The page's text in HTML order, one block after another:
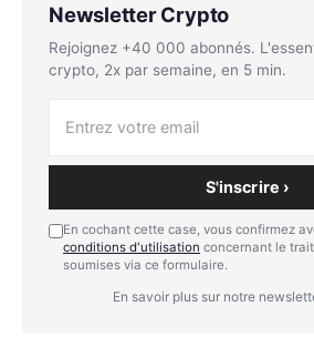
Newsletter Crypto
Rejoignez +40 000 abonnés.
crypto, 2x par semaine, en 5 min.
S'inscrire ›
En cochant cette case, vous confirmez
conditions d'utilisation concernant le
soumises via ce formulaire.
En savoir plus sur notre